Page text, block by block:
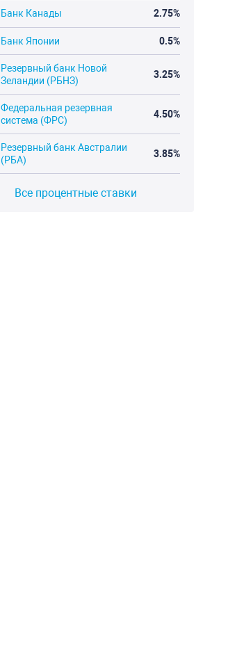
Банк Канады 2.75%
Банк Японии 0.5%
Резервный банк Новой
Зеландии (РБНЗ)
3.25%
Федеральная резервная
система (ФРС)
4.50%
Резервный банк Австралии
(РБА)
3.85%
Все процентные ставки